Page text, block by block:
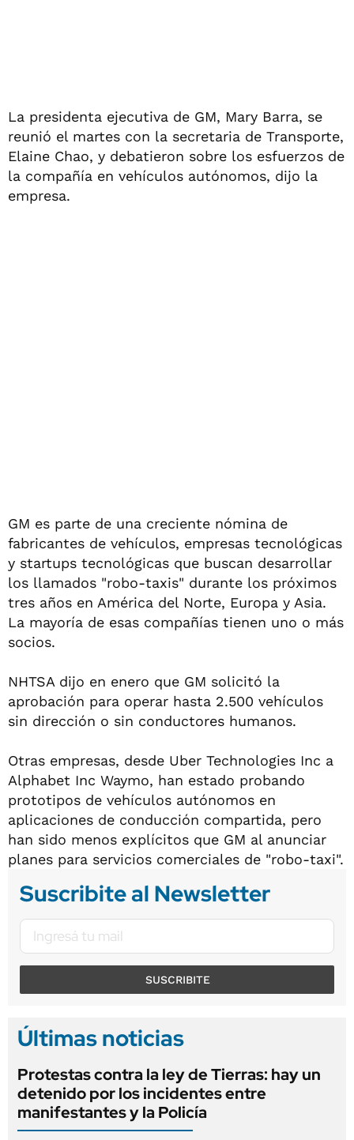
La presidenta ejecutiva de GM, Mary Barra, se
reunió el martes con la secretaria de Transporte,
Elaine Chao, y debatieron sobre los esfuerzos de
la compañía en vehículos autónomos, dijo la
empresa.
GM es parte de una creciente nómina de
fabricantes de vehículos, empresas tecnológicas
y startups tecnológicas que buscan desarrollar
los llamados "robo-taxis" durante los próximos
tres años en América del Norte, Europa y Asia.
La mayoría de esas compañías tienen uno o más
socios.
NHTSA dijo en enero que GM solicitó la
aprobación para operar hasta 2.500 vehículos
sin dirección o sin conductores humanos.
Otras empresas, desde Uber Technologies Inc a
Alphabet Inc Waymo, han estado probando
prototipos de vehículos autónomos en
aplicaciones de conducción compartida, pero
han sido menos explícitos que GM al anunciar
planes para servicios comerciales de "robo-taxi".
Suscribite al Newsletter
SUSCRIBITE
Últimas noticias
Protestas contra la ley de Tierras: hay un
detenido por los incidentes entre
manifestantes y la Policía